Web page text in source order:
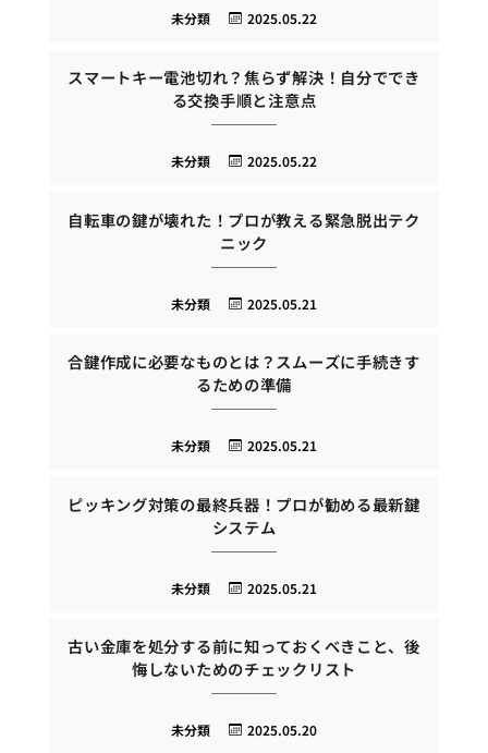
2025.05.22
未分類
スマートキー電池切れ？焦らず解決！自分ででき
る交換手順と注意点
2025.05.22
未分類
自転車の鍵が壊れた！プロが教える緊急脱出テク
ニック
2025.05.21
未分類
合鍵作成に必要なものとは？スムーズに手続きす
るための準備
2025.05.21
未分類
ピッキング対策の最終兵器！プロが勧める最新鍵
システム
2025.05.21
未分類
古い金庫を処分する前に知っておくべきこと、後
悔しないためのチェックリスト
2025.05.20
未分類